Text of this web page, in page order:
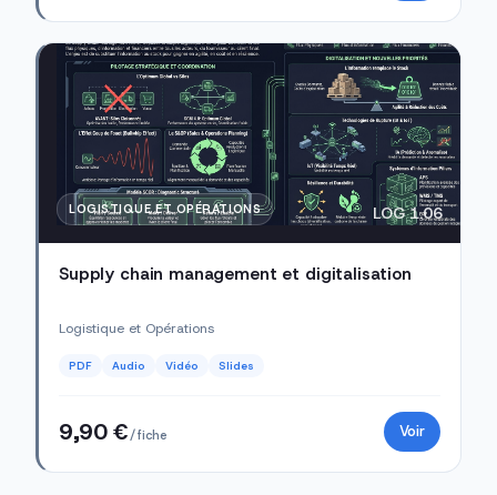
LOGISTIQUE ET OPÉRATIONS LOG 1.06
Supply chain management et digitalisation
Logistique et Opérations
PDF Audio Vidéo Slides
9,90 €/ fiche Voir